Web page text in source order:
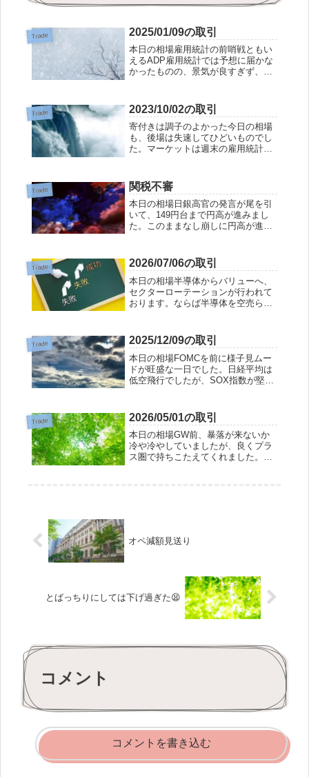
Trade 2025/01/09の取引
本日の相場雇用統計の前哨戦ともい
えるADP雇用統計では予想に届かな
かったものの、景気が良すぎず、悪
ながら、日経平均は思うようには動
かず。金曜日の雇用統計を前にし
て、積極的な買い...
Trade 2023/10/02の取引
寄付きは調子のよかった今日の相場
も、後場は失速してひどいものでし
た。マーケットは週末の雇用統計を
る竜を見るには下旬を待たなければ
ならないのでしょうか。手仕舞 3924
ランド...
Trade 関税不審
本日の相場日銀高官の発言が尾を引
いて、149円台まで円高が進みまし
た。このままなし崩しに円高が進み
り抜けたいという声がマーケットか
ら聞こえてきました。そんな中で
も、円高が一段落...
Trade 2026/07/06の取引
本日の相場半導体からバリューへ、
セクターローテーションが行われて
おります。ならば半導体を空売らな
で、大きな踏み上げを喰らわないよ
う、その時に空売りを仕掛けるシス
テムを練っています...
Trade 2025/12/09の取引
本日の相場FOMCを前に様子見ムー
ドが旺盛な一日でした。日経平均は
低空飛行でしたが、SOX指数が堅調
のですが、内需株は小休止のようで
す。本日の成績総評価額 -0.35%含
み益を...
Trade 2026/05/01の取引
本日の相場GW前、暴落が来ないか
冷や冷やしていましたが、良くプラ
ス圏で持ちこたえてくれました。日
オペ減額見送り
とばっちりにしては下げ過ぎた😫
コメント
コメントを書き込む